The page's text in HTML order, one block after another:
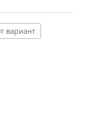
вариант